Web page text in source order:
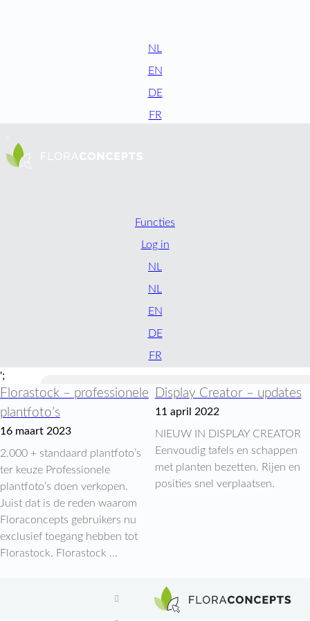
NL
EN
DE
FR
Functies
Log in
NL
NL
EN
DE
FR
';
Florastock – professionele
plantfoto’s
16 maart 2023
2.000 + standaard plantfoto’s
ter keuze Professionele
plantfoto’s doen verkopen.
Juist dat is de reden waarom
Floraconcepts gebruikers nu
exclusief toegang hebben tot
Florastock. Florastock ...
Display Creator – updates
11 april 2022
NIEUW IN DISPLAY CREATOR
Eenvoudig tafels en schappen
met planten bezetten. Rijen en
posities snel verplaatsen.
